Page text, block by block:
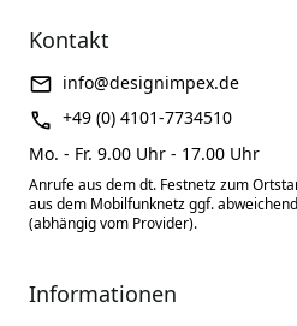
Kontakt
info@designimpex.de
+49 (0) 4101-7734510
Mo. - Fr. 9.00 Uhr - 17.00 Uhr
Anrufe aus dem dt. Festnetz zum
aus dem Mobilfunknetz ggf. abweichend
(abhängig vom Provider).
Informationen